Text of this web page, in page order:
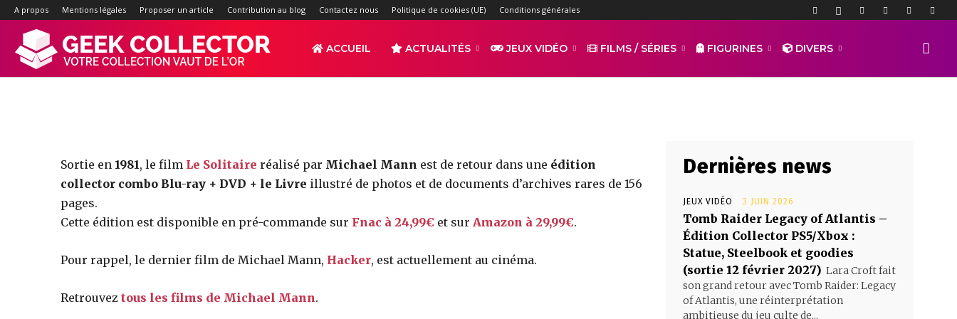
A propos Mentions légales Proposer un article Contribution au blog Contactez nous Politique de cookies (UE) Conditions générales
:
Site
ACCUEIL ACTUALITÉS JEUX VIDÉO FILMS / SÉRIES FIGURINES DIVERS
Livre
par TAQUITOTV - 3010 0
Sortie en 1981, le film Le Solitaire réalisé par Michael Mann est de retour dans une édition
collector combo Blu-ray + DVD + le Livre illustré de photos et de documents d’archives rares de 156
pages.
Cette édition est disponible en pré-commande sur Fnac à 24,99€ et sur Amazon à 29,99€.
Pour rappel, le dernier film de Michael Mann, Hacker, est actuellement au cinéma.
Retrouvez tous les films de Michael Mann.
Dernières news
JEUX VIDÉO 3 JUIN 2026
Tomb Raider Legacy of Atlantis –
Édition Collector PS5/Xbox :
Statue, Steelbook et goodies
(sortie 12 février 2027) Lara Croft fait
son grand retour avec Tomb Raider: Legacy
of Atlantis, une réinterprétation
ambitieuse du jeu culte de...